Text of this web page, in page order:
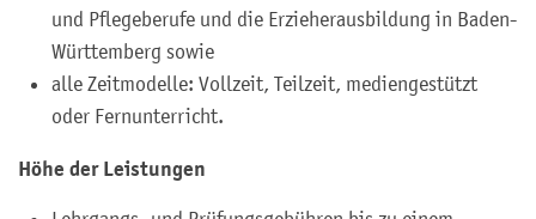
und Pflegeberufe und die Erzieherausbildung in Baden-
Württemberg sowie
alle Zeitmodelle: Vollzeit, Teilzeit, mediengestützt
oder Fernunterricht.
Höhe der Leistungen